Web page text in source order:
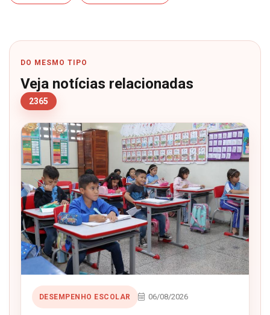
DO MESMO TIPO
Veja notícias relacionadas
2365
DESEMPENHO ESCOLAR 06/08/2026